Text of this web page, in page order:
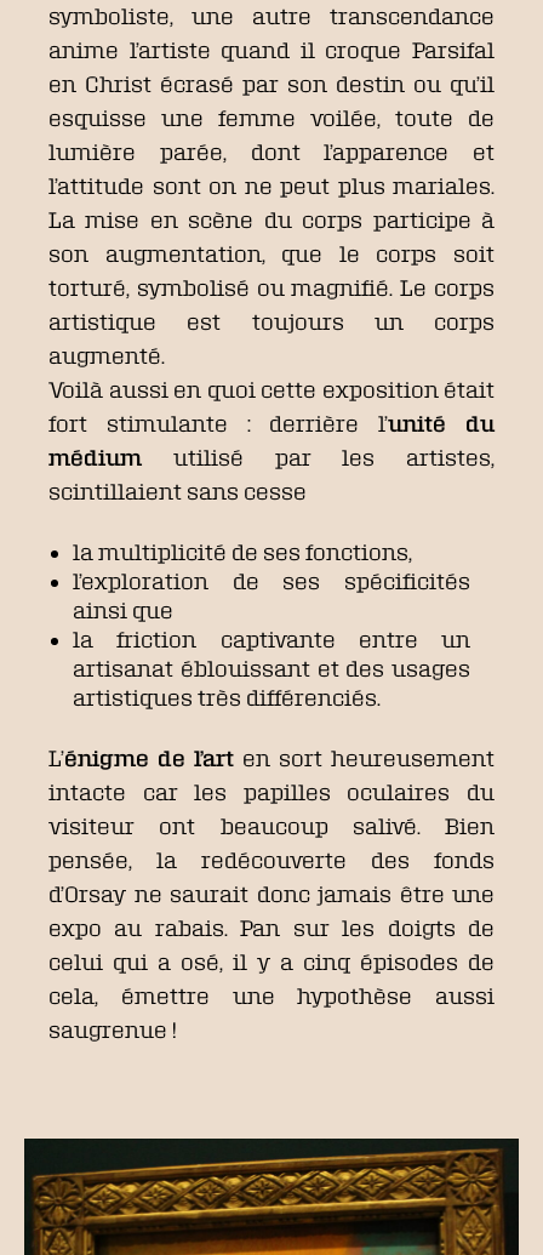
symboliste, une autre transcendance
anime l’artiste quand il croque Parsifal
en Christ écrasé par son destin ou qu’il
esquisse une femme voilée, toute de
lumière parée, dont l’apparence et
l’attitude sont on ne peut plus mariales.
La mise en scène du corps participe à
son augmentation, que le corps soit
torturé, symbolisé ou magnifié. Le corps
artistique est toujours un corps
augmenté.
Voilà aussi en quoi cette exposition était
fort stimulante : derrière l’unité du
médium utilisé par les artistes,
scintillaient sans cesse
la multiplicité de ses fonctions,
l’exploration de ses spécificités
ainsi que
la friction captivante entre un
artisanat éblouissant et des usages
artistiques très différenciés.
L’énigme de l’art en sort heureusement
intacte car les papilles oculaires du
visiteur ont beaucoup salivé. Bien
pensée, la redécouverte des fonds
d’Orsay ne saurait donc jamais être une
expo au rabais. Pan sur les doigts de
celui qui a osé, il y a cinq épisodes de
cela, émettre une hypothèse aussi
saugrenue !